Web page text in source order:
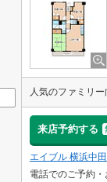
来店予約する
エイブル 横浜中
電話でのご予約